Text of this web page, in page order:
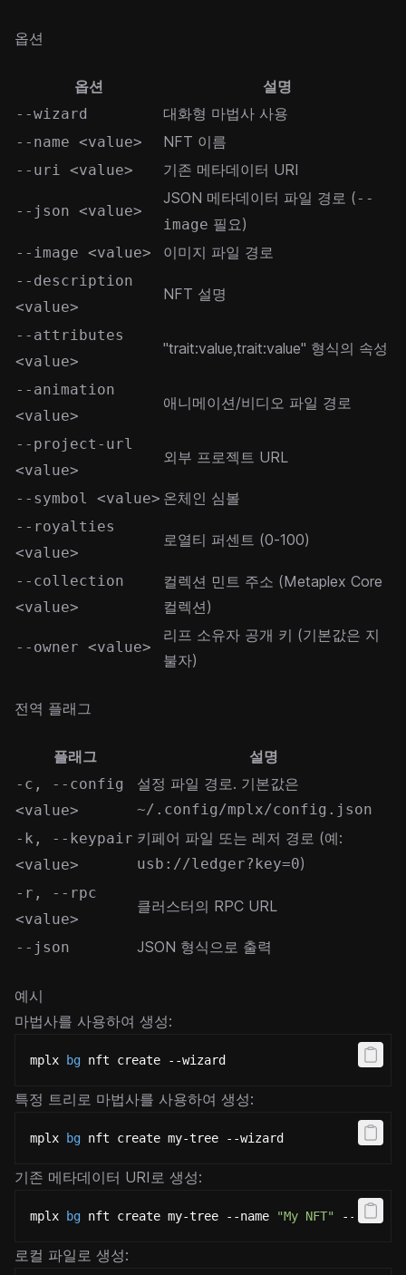
옵션
옵션 설명
--wizard 대화형 마법사 사용
--name <value> NFT 이름
--uri <value> 기존 메타데이터 URI
--json <value>
JSON 메타데이터 파일 경로 (--
image 필요)
--image <value> 이미지 파일 경로
--description
<value>
NFT 설명
--attributes
<value>
"trait:value,trait:value" 형식의 속성
--animation
<value>
애니메이션/비디오 파일 경로
--project-url
<value>
외부 프로젝트 URL
--symbol <value> 온체인 심볼
--royalties
<value>
로열티 퍼센트 (0-100)
--collection
<value>
컬렉션 민트 주소 (Metaplex Core
컬렉션)
--owner <value>
리프 소유자 공개 키 (기본값은 지
불자)
전역 플래그
플래그 설명
-c, --config
<value>
설정 파일 경로. 기본값은
~/.config/mplx/config.json
-k, --keypair
<value>
키페어 파일 또는 레저 경로 (예:
usb://ledger?key=0)
-r, --rpc
<value>
클러스터의 RPC URL
--json JSON 형식으로 출력
예시
마법사를 사용하여 생성:
mplx bg nft create --wizard
특정 트리로 마법사를 사용하여 생성:
mplx bg nft create my-tree --wizard
기존 메타데이터 URI로 생성:
mplx bg nft create my-tree --name "My NFT" --uri
로컬 파일로 생성: